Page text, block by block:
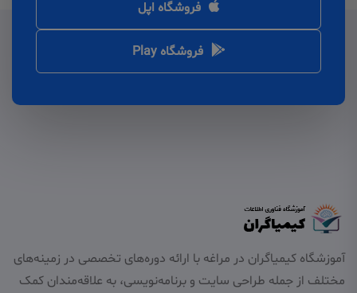
فروشگاه اپل
فروشگاه Play
آموزشگاه کیمیاگران در مراغه با ارائه دوره‌های تخصصی در زمینه‌های
مختلف از جمله طراحی سایت و برنامه‌نویسی، به علاقه‌مندان کمک